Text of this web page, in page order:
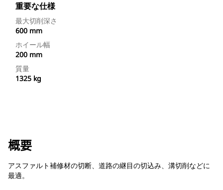
重要な仕様
最大切削深さ
600 mm
ホイール幅
200 mm
質量
1325 kg
概要
アスファルト補修材の切断、道路の継目の切込み、溝切削などに
最適。